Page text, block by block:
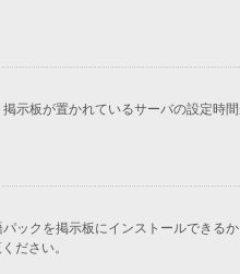
板が置かれているサーバの設定時
ックを掲示板にインストールでき
ださい。